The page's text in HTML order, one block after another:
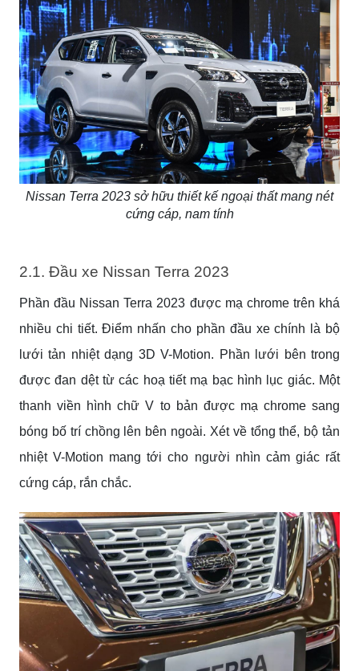
Nissan Terra 2023 sở hữu thiết kế ngoại thất mang nét
cứng cáp, nam tính
2.1. Đầu xe Nissan Terra 2023
Phần đầu Nissan Terra 2023 được mạ chrome trên khá
nhiều chi tiết. Điểm nhấn cho phần đầu xe chính là bộ
lưới tản nhiệt dạng 3D V-Motion. Phần lưới bên trong
được đan dệt từ các hoạ tiết mạ bạc hình lục giác. Một
thanh viền hình chữ V to bản được mạ chrome sang
bóng bố trí chồng lên bên ngoài. Xét về tổng thể, bộ tản
nhiệt V-Motion mang tới cho người nhìn cảm giác rất
cứng cáp, rắn chắc.